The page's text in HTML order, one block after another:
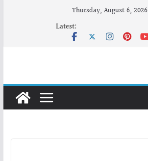
Thursday, August 6, 2026
Latest: